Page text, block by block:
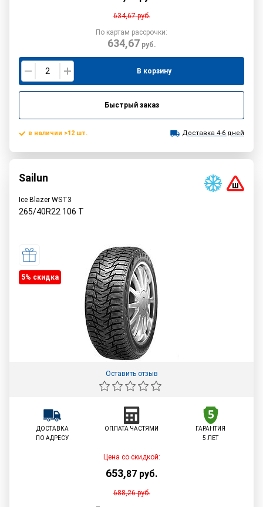
634,67руб.
По картам рассрочки:
634,67 руб.
В корзину
Быстрый заказ
в наличии >12 шт. Доставка 4-6 дней
Sailun
Ice Blazer WST3
265/40R22 106 T
5% cкидка
Оставить отзыв
ДОСТАВКА
ПО АДРЕСУ
ОПЛАТА ЧАСТЯМИ
ГАРАНТИЯ
5 ЛЕТ
Цена со скидкой:
653,87 руб.
688,26руб.